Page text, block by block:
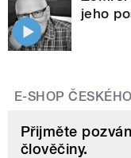
jeho
E-SHOP
Přijměte
člověčiny.